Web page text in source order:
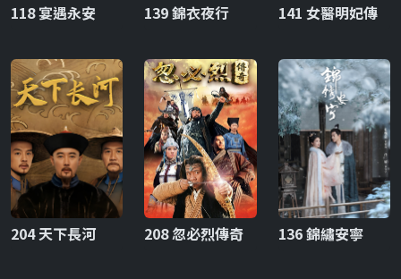
118 宴遇永安 139 錦衣夜行 141 女醫明妃傳
204 天下長河 208 忽必烈傳奇 136 錦繡安寧